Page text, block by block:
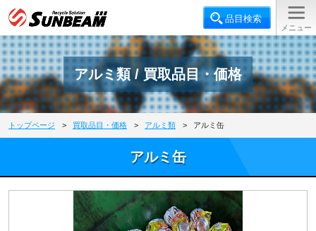
アルミ類 / 買取品目・価格
トップページ > 買取品目・価格 > アルミ類 > アルミ缶
アルミ缶